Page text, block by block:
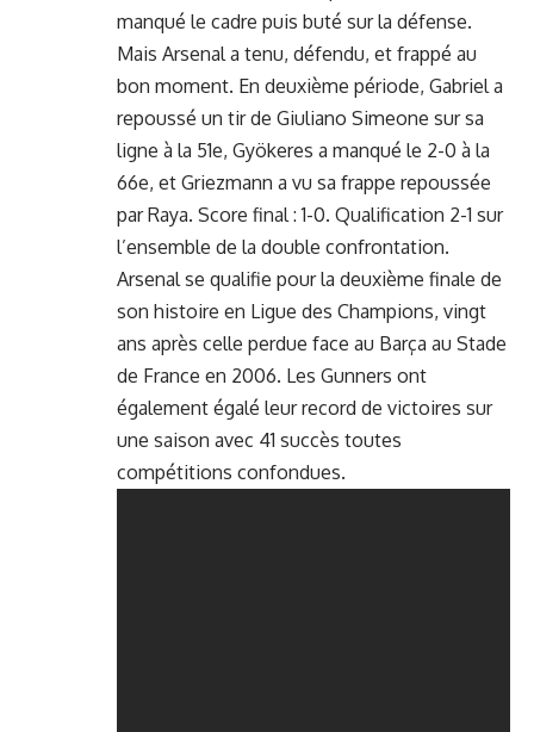
manqué le cadre puis buté sur la défense.
Mais Arsenal a tenu, défendu, et frappé au
bon moment. En deuxième période, Gabriel a
repoussé un tir de Giuliano Simeone sur sa
ligne à la 51e, Gyökeres a manqué le 2-0 à la
66e, et Griezmann a vu sa frappe repoussée
par Raya. Score final : 1-0. Qualification 2-1 sur
l’ensemble de la double confrontation.
Arsenal se qualifie pour la deuxième finale de
son histoire en Ligue des Champions, vingt
ans après celle perdue face au Barça au Stade
de France en 2006. Les Gunners ont
également égalé leur record de victoires sur
une saison avec 41 succès toutes
compétitions confondues.